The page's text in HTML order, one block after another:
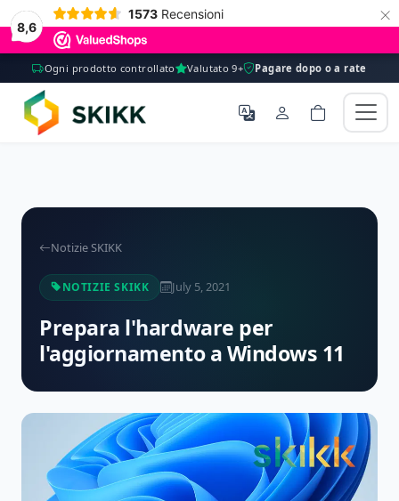
8,6
1573 Recensioni ×
Ogni prodotto controllato Valutato 9+ Pagare dopo o a rate
Notizie SKIKK
NOTIZIE SKIKK July 5, 2021
Prepara l'hardware per
l'aggiornamento a Windows 11